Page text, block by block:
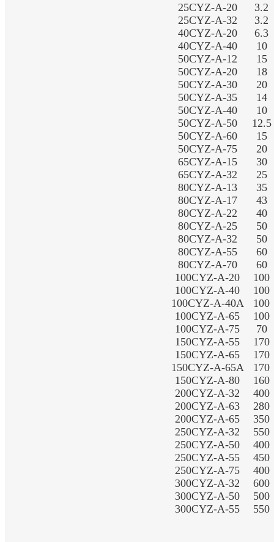
25CYZ-A-20
3.2
25CYZ-A-32
3.2
40CYZ-A-20
6.3
40CYZ-A-40
10
50CYZ-A-12
15
50CYZ-A-20
18
50CYZ-A-30
20
50CYZ-A-35
14
50CYZ-A-40
10
50CYZ-A-50
12.5
50CYZ-A-60
15
50CYZ-A-75
20
65CYZ-A-15
30
65CYZ-A-32
25
80CYZ-A-13
35
80CYZ-A-17
43
80CYZ-A-22
40
80CYZ-A-25
50
80CYZ-A-32
50
80CYZ-A-55
60
80CYZ-A-70
60
100CYZ-A-20
100
100CYZ-A-40
100
100CYZ-A-40A
100
100CYZ-A-65
100
100CYZ-A-75
70
150CYZ-A-55
170
150CYZ-A-65
170
150CYZ-A-65A
170
150CYZ-A-80
160
200CYZ-A-32
400
200CYZ-A-63
280
200CYZ-A-65
350
250CYZ-A-32
550
250CYZ-A-50
400
250CYZ-A-55
450
250CYZ-A-75
400
300CYZ-A-32
600
300CYZ-A-50
500
300CYZ-A-55
550